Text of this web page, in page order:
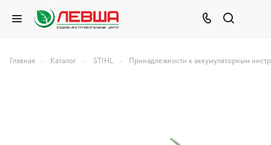
Главная – Каталог – STIHL – Принадлежности к аккумуляторным